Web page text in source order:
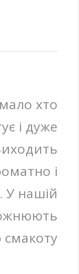
хто
і дуже
і
У нашій